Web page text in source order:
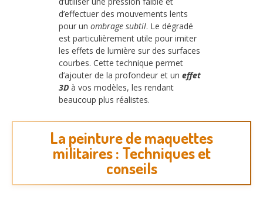
d’effectuer des mouvements lents
pour un ombrage subtil. Le dégradé
est particulièrement utile pour imiter
les effets de lumière sur des surfaces
courbes. Cette technique permet
d’ajouter de la profondeur et un effet
3D à vos modèles, les rendant
beaucoup plus réalistes.
La peinture de maquettes
militaires : Techniques et
conseils